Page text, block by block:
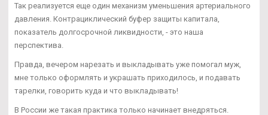
Так реализуется еще один механизм уменьшения артериального
давления. Контрациклический буфер защиты капитала,
показатель долгосрочной ликвидности, - это наша
перспектива.
Правда, вечером нарезать и выкладывать уже помогал муж,
мне только оформлять и украшать приходилось, и подавать
тарелки, говорить куда и что выкладывать!
В России же такая практика только начинает внедряться.